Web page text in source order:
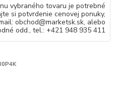
vybraného tovaru je potrebné
si potvrdenie cenovej ponuky,
obchod@marketsk.sk, alebo
odd., tel.: +421 948 935 411